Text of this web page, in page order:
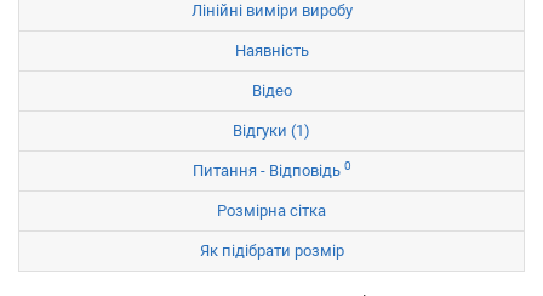
Лінійні виміри виробу
Наявність
Відео
Відгуки (1)
Питання - Відповідь 0
Розмірна сітка
Як підібрати розмір